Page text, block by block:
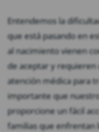
Entendemos la
que está pasando en
al nacimiento vienen
de aceptar y requieren
atención médica para
importante que
proporcione un fácil
familias que enfrentan